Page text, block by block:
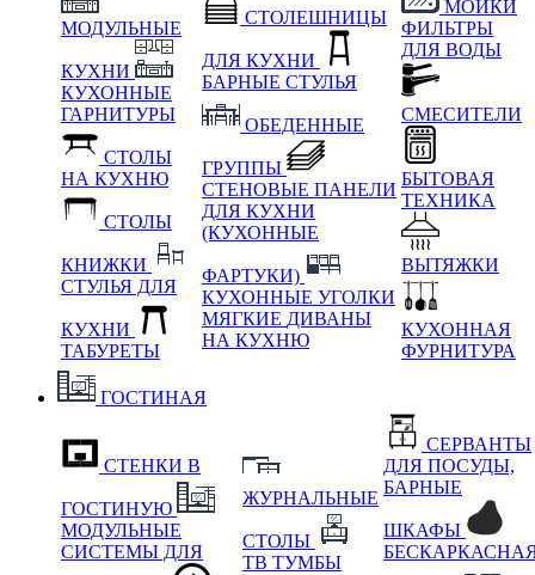
МОДУЛЬНЫЕ
КУХНИ
КУХОННЫЕ
ГАРНИТУРЫ
СТОЛЫ
НА КУХНЮ
СТОЛЫ
КНИЖКИ
СТУЛЬЯ ДЛЯ
КУХНИ
ТАБУРЕТЫ
СТОЛЕШНИЦЫ
ДЛЯ КУХНИ
БАРНЫЕ СТУЛЬЯ
ОБЕДЕННЫЕ
ГРУППЫ
СТЕНОВЫЕ ПАНЕЛИ
ДЛЯ КУХНИ
(КУХОННЫЕ
ФАРТУКИ)
КУХОННЫЕ УГОЛКИ
МЯГКИЕ ДИВАНЫ
НА КУХНЮ
МОЙКИ
ФИЛЬТРЫ
ДЛЯ ВОДЫ
СМЕСИТЕЛИ
БЫТОВАЯ
ТЕХНИКА
ВЫТЯЖКИ
КУХОННАЯ
ФУРНИТУРА
ГОСТИНАЯ
СТЕНКИ В
ГОСТИНУЮ
МОДУЛЬНЫЕ
СИСТЕМЫ ДЛЯ
ЖУРНАЛЬНЫЕ
СТОЛЫ
ТВ ТУМБЫ
СЕРВАНТЫ
ДЛЯ ПОСУДЫ,
БАРНЫЕ
ШКАФЫ